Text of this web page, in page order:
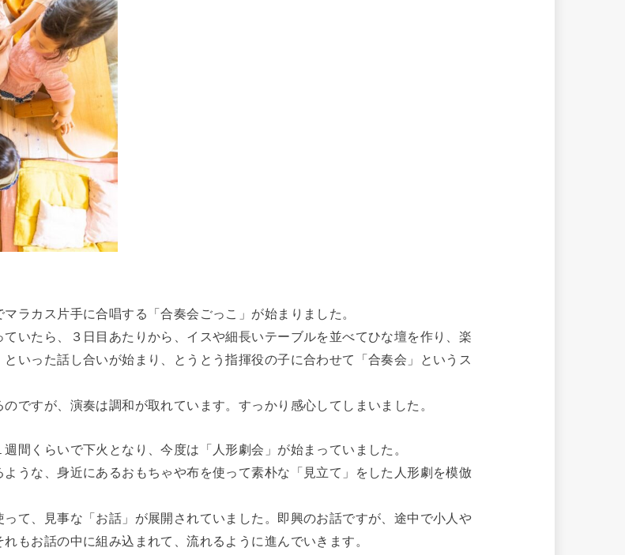
ラカス片手に合唱する「合奏会ごっこ」が始まりました。
いたら、３日目あたりから、イスや細長いテーブルを並べてひな壇を作り、楽
いった話し合いが始まり、とうとう指揮役の子に合わせて「合奏会」というス
ですが、演奏は調和が取れています。すっかり感心してしまいました。
間くらいで下火となり、今度は「人形劇会」が始まっていました。
うな、身近にあるおもちゃや布を使って素朴な「見立て」をした人形劇を模倣
て、見事な「お話」が展開されていました。即興のお話ですが、途中で小人や
もお話の中に組み込まれて、流れるように進んでいきます。